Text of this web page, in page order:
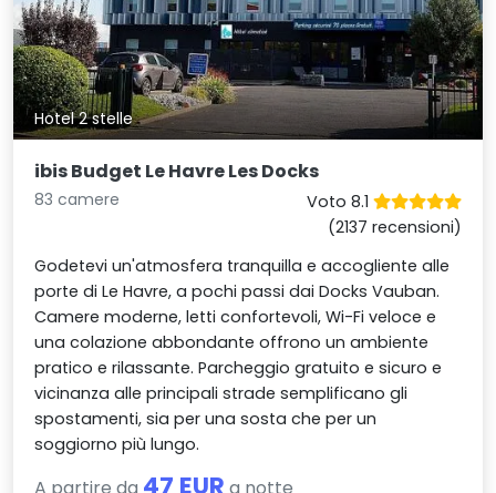
Hotel 2 stelle
ibis Budget Le Havre Les Docks
83 camere
Voto 8.1
(2137 recensioni)
Godetevi un'atmosfera tranquilla e accogliente alle
porte di Le Havre, a pochi passi dai Docks Vauban.
Camere moderne, letti confortevoli, Wi-Fi veloce e
una colazione abbondante offrono un ambiente
pratico e rilassante. Parcheggio gratuito e sicuro e
vicinanza alle principali strade semplificano gli
spostamenti, sia per una sosta che per un
soggiorno più lungo.
47 EUR